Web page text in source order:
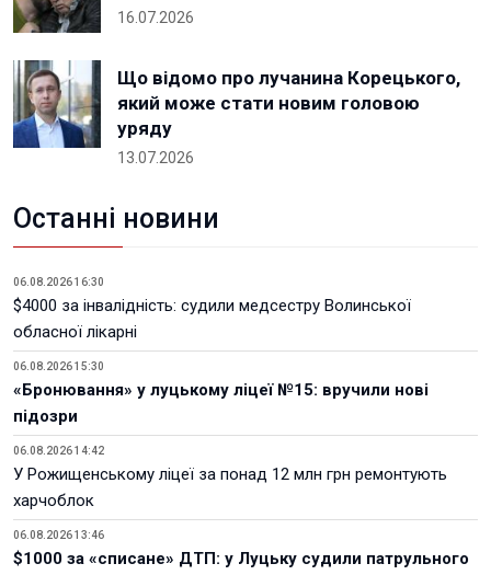
16.07.2026
Що відомо про лучанина Корецького,
який може стати новим головою
уряду
13.07.2026
Останні новини
06.08.2026 16:30
$4000 за інвалідність: судили медсестру Волинської
обласної лікарні
06.08.2026 15:30
«Бронювання» у луцькому ліцеї №15: вручили нові
підозри
06.08.2026 14:42
У Рожищенському ліцеї за понад 12 млн грн ремонтують
харчоблок
06.08.2026 13:46
$1000 за «списане» ДТП: у Луцьку судили патрульного